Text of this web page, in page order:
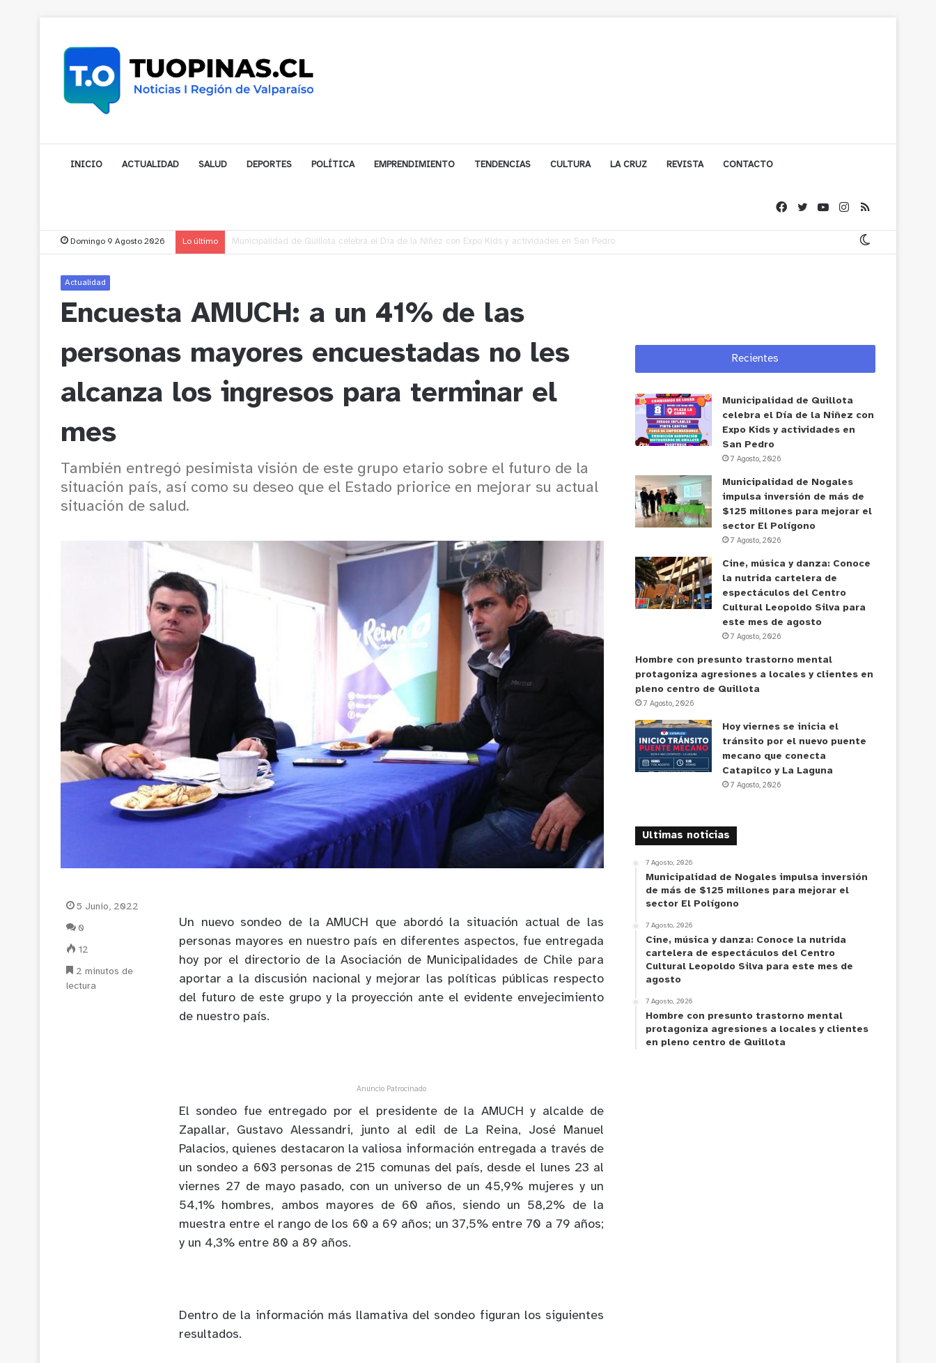
INICIO ACTUALIDAD SALUD DEPORTES POLÍTICA EMPRENDIMIENTO TENDENCIAS CULTURA LA CRUZ REVISTA CONTACTO
Domingo 9 Agosto 2026 Lo último Municipalidad de Nogales impulsa inversión de más de $125 millones para mejorar el sector El Polígono
Actualidad
Encuesta AMUCH: a un 41% de las
personas mayores encuestadas no les
alcanza los ingresos para terminar el
mes
También entregó pesimista visión de este grupo etario sobre el futuro de la
situación país, así como su deseo que el Estado priorice en mejorar su actual
situación de salud.
Un nuevo sondeo de la AMUCH que abordó la situación actual de las
personas mayores en nuestro país en diferentes aspectos, fue entregada
hoy por el directorio de la Asociación de Municipalidades de Chile para
aportar a la discusión nacional y mejorar las políticas públicas respecto
del futuro de este grupo y la proyección ante el evidente envejecimiento
de nuestro país.
Anuncio Patrocinado
El sondeo fue entregado por el presidente de la AMUCH y alcalde de
Zapallar, Gustavo Alessandri, junto al edil de La Reina, José Manuel
Palacios, quienes destacaron la valiosa información entregada a través de
un sondeo a 603 personas de 215 comunas del país, desde el lunes 23 al
viernes 27 de mayo pasado, con un universo de un 45,9% mujeres y un
54,1% hombres, ambos mayores de 60 años, siendo un 58,2% de la
muestra entre el rango de los 60 a 69 años; un 37,5% entre 70 a 79 años;
y un 4,3% entre 80 a 89 años.
Dentro de la información más llamativa del sondeo figuran los siguientes
resultados.
5 Junio, 2022
0
12
2 minutos de
lectura
Recientes
Municipalidad de Quillota
celebra el Día de la Niñez con
Expo Kids y actividades en
San Pedro
7 Agosto, 2026
Municipalidad de Nogales
impulsa inversión de más de
$125 millones para mejorar el
sector El Polígono
7 Agosto, 2026
Cine, música y danza: Conoce
la nutrida cartelera de
espectáculos del Centro
Cultural Leopoldo Silva para
este mes de agosto
7 Agosto, 2026
Hombre con presunto trastorno mental
protagoniza agresiones a locales y clientes en
pleno centro de Quillota
7 Agosto, 2026
Hoy viernes se inicia el
tránsito por el nuevo puente
mecano que conecta
Catapilco y La Laguna
7 Agosto, 2026
Ultimas noticias
7 Agosto, 2026
Municipalidad de Nogales impulsa inversión
de más de $125 millones para mejorar el
sector El Polígono
7 Agosto, 2026
Cine, música y danza: Conoce la nutrida
cartelera de espectáculos del Centro
Cultural Leopoldo Silva para este mes de
agosto
7 Agosto, 2026
Hombre con presunto trastorno mental
protagoniza agresiones a locales y clientes
en pleno centro de Quillota